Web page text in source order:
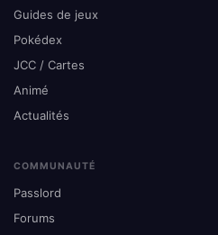
Guides de jeux
Pokédex
JCC / Cartes
Animé
Actualités
COMMUNAUTÉ
Passlord
Forums